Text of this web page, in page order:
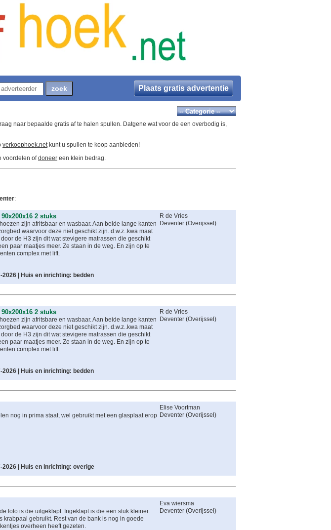
Plaats gratis advertentie
naar bepaalde gratis af te halen spullen. Datgene wat voor de een overbodig is,
verkoophoek.netkunt u spullen te koop aanbieden!
voordelen ofdoneer een klein bedrag.
:
2 stuks
zijn afritsbaar en wasbaar. Aan beide lange kanten
waarvoor deze niet geschikt zijn. d.w.z..kwa maat
de H3 zijn dit wat stevigere matrassen die geschikt
paar maatjes meer. Ze staan in de weg. En zijn op te
complex met lift.
| Huis en inrichting: bedden
R de Vries
Deventer (Overijssel )
2 stuks
zijn afritsbare en wasbaar. Aan beide lange kanten
waarvoor deze niet geschikt zijn. d.w.z..kwa maat
de H3 zijn dit wat stevigere matrassen die geschikt
paar maatjes meer. Ze staan in de weg. En zijn op te
complex met lift.
| Huis en inrichting: bedden
R de Vries
Deventer (Overijssel )
nog in prima staat, wel gebruikt met een glasplaat erop
| Huis en inrichting: overige
Elise Voortman
Deventer (Overijssel )
foto is die uitgeklapt. Ingeklapt is die een stuk kleiner.
krabpaal gebruikt. Rest van de bank is nog in goede
overheen heeft gezeten.
Eva wiersma
Deventer (Overijssel )